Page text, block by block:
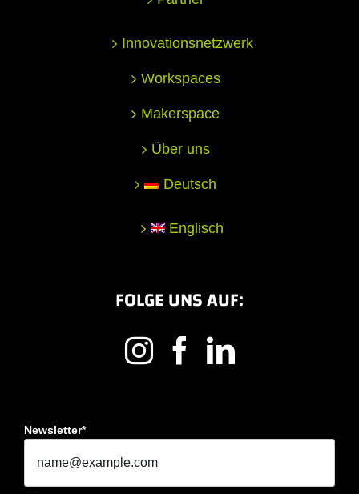
Innovationsnetzwerk
Workspaces
Makerspace
Über uns
Deutsch
Englisch
FOLGE UNS AUF:
Newsletter*